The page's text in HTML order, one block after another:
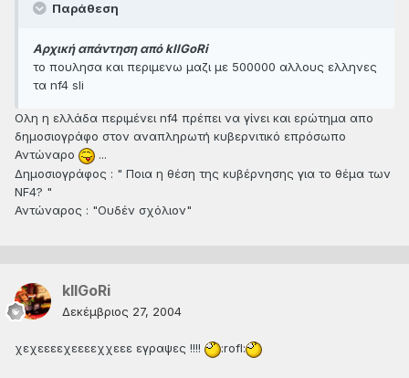
Παράθεση
Αρχική απάντηση από kIlGoRi
το πουλησα και περιμενω μαζι με 500000 αλλους ελληνες
τα nf4 sli
Ολη η ελλάδα περιμένει nf4 πρέπει να γίνει και ερώτημα απο
δημοσιογράφο στον αναπληρωτή κυβερνιτικό επρόσωπο
Αντώναρο
...
Δημοσιογράφος : " Ποια η θέση της κυβέρνησης για το θέμα των
NF4? "
Αντώναρος : "Ουδέν σχόλιον"
kIlGoRi
Δεκέμβριος 27, 2004
χεχεεεεχεεεεχχεεε εγραψες !!!! :rofl: